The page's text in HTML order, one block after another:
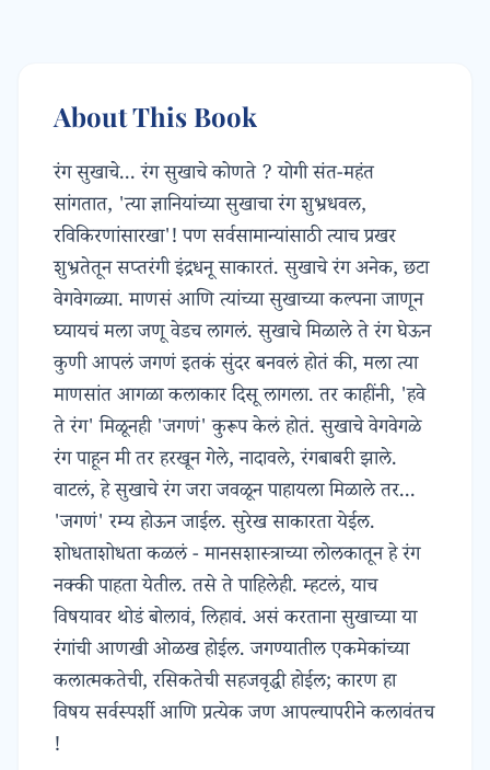
About This Book
रंग सुखाचे... रंग सुखाचे कोणते ? योगी संत-महंत
सांगतात, 'त्या ज्ञानियांच्या सुखाचा रंग शुभ्रधवल,
रविकिरणांसारखा'! पण सर्वसामान्यांसाठी त्याच प्रखर
शुभ्रतेतून सप्तरंगी इंद्रधनू साकारतं. सुखाचे रंग अनेक, छटा
वेगवेगळ्या. माणसं आणि त्यांच्या सुखाच्या कल्पना जाणून
घ्यायचं मला जणू वेडच लागलं. सुखाचे मिळाले ते रंग घेऊन
कुणी आपलं जगणं इतकं सुंदर बनवलं होतं की, मला त्या
माणसांत आगळा कलाकार दिसू लागला. तर काहींनी, 'हवे
ते रंग' मिळूनही 'जगणं' कुरूप केलं होतं. सुखाचे वेगवेगळे
रंग पाहून मी तर हरखून गेले, नादावले, रंगबाबरी झाले.
वाटलं, हे सुखाचे रंग जरा जवळून पाहायला मिळाले तर...
'जगणं' रम्य होऊन जाईल. सुरेख साकारता येईल.
शोधताशोधता कळलं - मानसशास्त्राच्या लोलकातून हे रंग
नक्की पाहता येतील. तसे ते पाहिलेही. म्हटलं, याच
विषयावर थोडं बोलावं, लिहावं. असं करताना सुखाच्या या
रंगांची आणखी ओळख होईल. जगण्यातील एकमेकांच्या
कलात्मकतेची, रसिकतेची सहजवृद्धी होईल; कारण हा
विषय सर्वस्पर्शी आणि प्रत्येक जण आपल्यापरीने कलावंतच
!